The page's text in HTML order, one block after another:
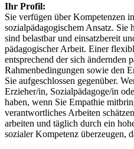
Ihr Profil:
Sie verfügen über Kompetenzen
sozialpädagogischem Ansatz. Sie
sind belastbar und einsatzbereit
pädagogischer Arbeit. Einer
entsprechend der sich ändernden
Rahmenbedingungen sowie den
Sie aufgeschlossen gegenüber.
Erzieher/in, Sozialpädagoge/in
haben, wenn Sie Empathie
verantwortliches Arbeiten
arbeiten und täglich durch ein
sozialer Kompetenz überzeugen,